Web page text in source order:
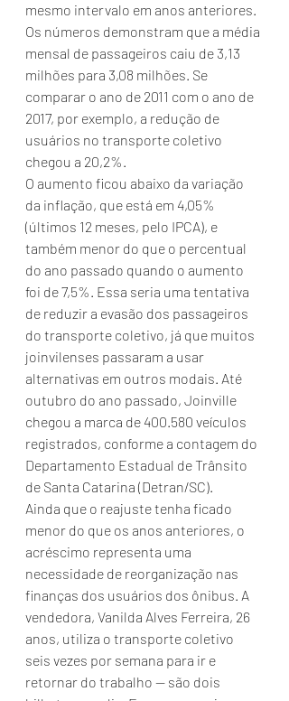
mesmo intervalo em anos anteriores.
Os números demonstram que a média
mensal de passageiros caiu de 3,13
milhões para 3,08 milhões. Se
comparar o ano de 2011 com o ano de
2017, por exemplo, a redução de
usuários no transporte coletivo
chegou a 20,2%.
O aumento ficou abaixo da variação
da inflação, que está em 4,05%
(últimos 12 meses, pelo IPCA), e
também menor do que o percentual
do ano passado quando o aumento
foi de 7,5%. Essa seria uma tentativa
de reduzir a evasão dos passageiros
do transporte coletivo, já que muitos
joinvilenses passaram a usar
alternativas em outros modais. Até
outubro do ano passado, Joinville
chegou a marca de 400.580 veículos
registrados, conforme a contagem do
Departamento Estadual de Trânsito
de Santa Catarina (Detran/SC).
Ainda que o reajuste tenha ficado
menor do que os anos anteriores, o
acréscimo representa uma
necessidade de reorganização nas
finanças dos usuários dos ônibus. A
vendedora, Vanilda Alves Ferreira, 26
anos, utiliza o transporte coletivo
seis vezes por semana para ir e
retornar do trabalho — são dois